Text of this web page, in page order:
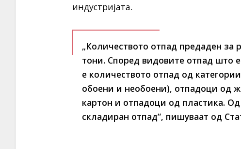
индустријата.
„Количеството отпад предаден за
тони. Според видовите отпад што
е количеството отпад од
обоени и необоени), отпадоци од
картон и отпадоци од пластика.
складиран отпад“, пишуваат од